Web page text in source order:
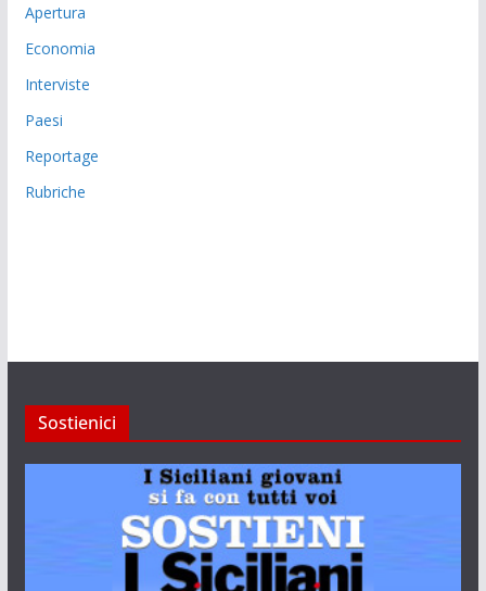
Apertura
Economia
Interviste
Paesi
Reportage
Rubriche
Sostienici